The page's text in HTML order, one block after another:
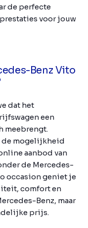
de perfecte
voor jouw
Benz Vito
dat het
een
meebrengt.
de mogelijkheid
aanbod van
de Mercedes-
occasion geniet je
comfort en
Benz, maar
prijs.